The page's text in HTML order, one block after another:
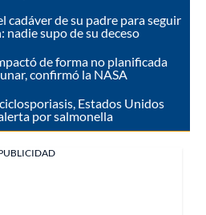
cadáver de su padre para seguir
nadie supo de su deceso
de forma no planificada
confirmó la NASA
Estados Unidos
por salmonella